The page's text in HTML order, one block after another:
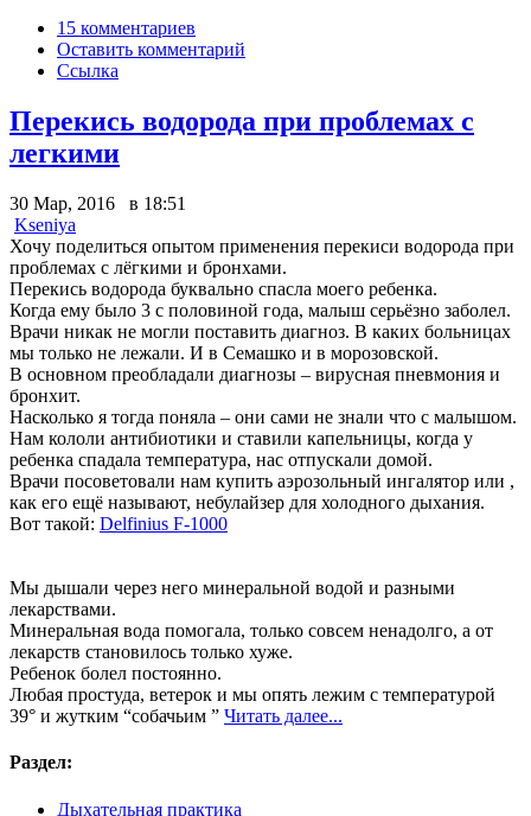
15 комментариев
Оставить комментарий
Ссылка
Перекись водорода при проблемах с
легкими
30 Мар, 2016 в 18:51
Kseniya
Хочу поделиться опытом применения перекиси водорода при
проблемах с лёгкими и бронхами.
Перекись водорода буквально спасла моего ребенка.
Когда ему было 3 с половиной года, малыш серьёзно заболел.
Врачи никак не могли поставить диагноз. В каких больницах
мы только не лежали. И в Семашко и в морозовской.
В основном преобладали диагнозы – вирусная пневмония и
бронхит.
Насколько я тогда поняла – они сами не знали что с малышом.
Нам кололи антибиотики и ставили капельницы, когда у
ребенка спадала температура, нас отпускали домой.
Врачи посоветовали нам купить аэрозольный ингалятор или ,
как его ещё называют, небулайзер для холодного дыхания.
Вот такой: Delfinius F-1000
Мы дышали через него минеральной водой и разными
лекарствами.
Минеральная вода помогала, только совсем ненадолго, а от
лекарств становилось только хуже.
Ребенок болел постоянно.
Любая простуда, ветерок и мы опять лежим с температурой
39° и жутким “собачьим ” Читать далее...
Раздел:
Дыхательная практика